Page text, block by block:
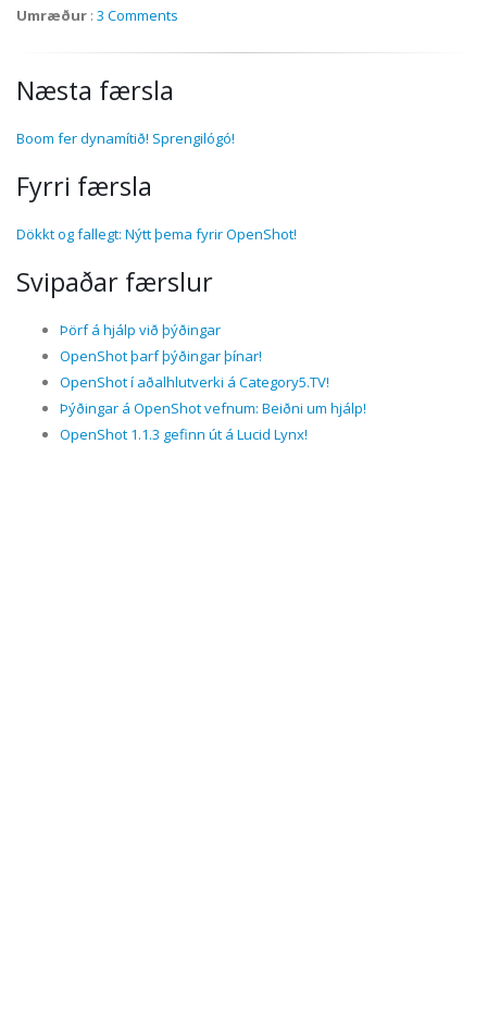
Umræður : 3 Comments
Næsta færsla
Boom fer dynamítið! Sprengilógó!
Fyrri færsla
Dökkt og fallegt: Nýtt þema fyrir OpenShot!
Svipaðar færslur
Þörf á hjálp við þýðingar
OpenShot þarf þýðingar þínar!
OpenShot í aðalhlutverki á Category5.TV!
Þýðingar á OpenShot vefnum: Beiðni um hjálp!
OpenShot 1.1.3 gefinn út á Lucid Lynx!